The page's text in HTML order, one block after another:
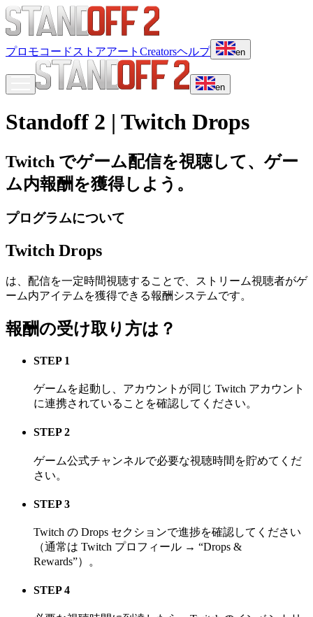
プロモコード ストアアート Creatorsヘルプ en
en
Standoff 2 | Twitch Drops
Twitch でゲーム配信を視聴して、ゲー
ム内報酬を獲得しよう。
プログラムについて
Twitch Drops
は、配信を一定時間視聴することで、ストリーム視聴者がゲ
ーム内アイテムを獲得できる報酬システムです。
報酬の受け取り方は？
STEP 1
ゲームを起動し、アカウントが同じ Twitch アカウント
に連携されていることを確認してください。
STEP 2
ゲーム公式チャンネルで必要な視聴時間を貯めてくだ
さい。
STEP 3
Twitch の Drops セクションで進捗を確認してください
（通常は Twitch プロフィール → “Drops &
Rewards”）。
STEP 4